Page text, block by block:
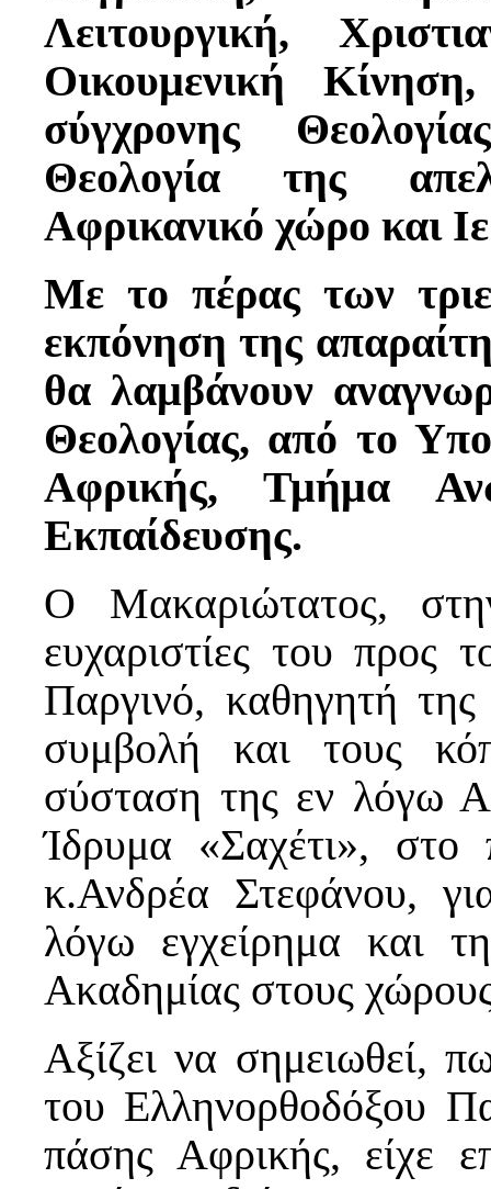
Λειτουργική,
Οικουμενική
σύγχρονης
Θεολογία της
Αφρικανικό χώρο και
Με το πέρας των
εκπόνηση της
θα λαμβάνουν
Θεολογίας, από το
Αφρικής, Τμήμα
Εκπαίδευσης.
Ο Μακαριώτατος,
ευχαριστίες του προς
Παργινό, καθηγητή
συμβολή και τους
σύσταση της εν λόγω
Ίδρυμα «Σαχέτι»,
κ.Ανδρέα Στεφάνου,
λόγω εγχείρημα και
Ακαδημίας στους
Αξίζει να σημειωθεί,
του Ελληνορθοδόξου
πάσης Αφρικής, είχε